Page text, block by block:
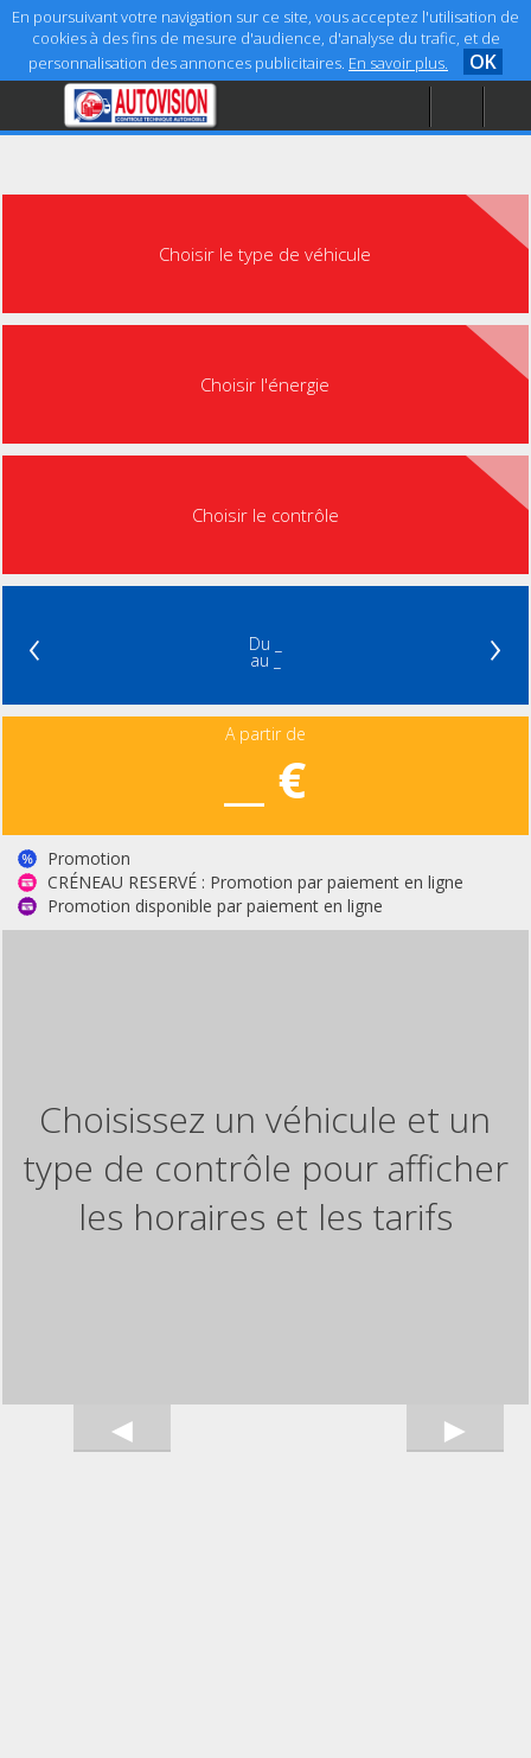
En poursuivant votre navigation sur ce site, vous acceptez l'utilisation de
cookies à des fins de mesure d'audience, d'analyse du trafic, et de
personnalisation des annonces publicitaires. En savoir plus. OK
Accueil
Aide
Choisir le type de véhicule
Choisir l'énergie
Choisir le contrôle
‹ Du _
au _ ›
A partir de
__ €
Promotion
CRÉNEAU RESERVÉ : Promotion par paiement en ligne
Promotion disponible par paiement en ligne
Choisissez un véhicule et un
type de contrôle pour afficher
les horaires et les tarifs